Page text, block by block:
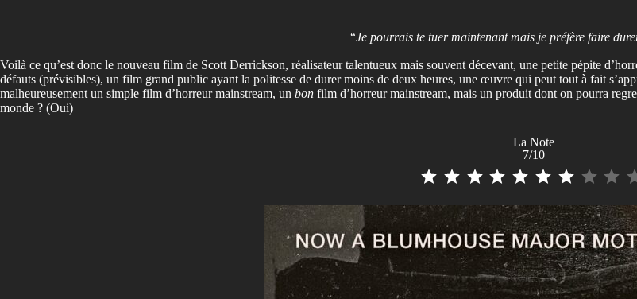
“Je pourrais te tuer maintenant mais je préfère faire
Voilà ce qu’est donc le nouveau film de Scott Derrickson, réalisateur talentueux mais souvent décevant, une petite pépite
défauts (prévisibles), un film grand public ayant la politesse de durer moins de deux heures, une œuvre qui peut tout à fait
malheureusement un simple film d’horreur mainstream, un bon film d’horreur mainstream, mais un produit dont on pourra
monde ? (Oui)
La Note
7/10